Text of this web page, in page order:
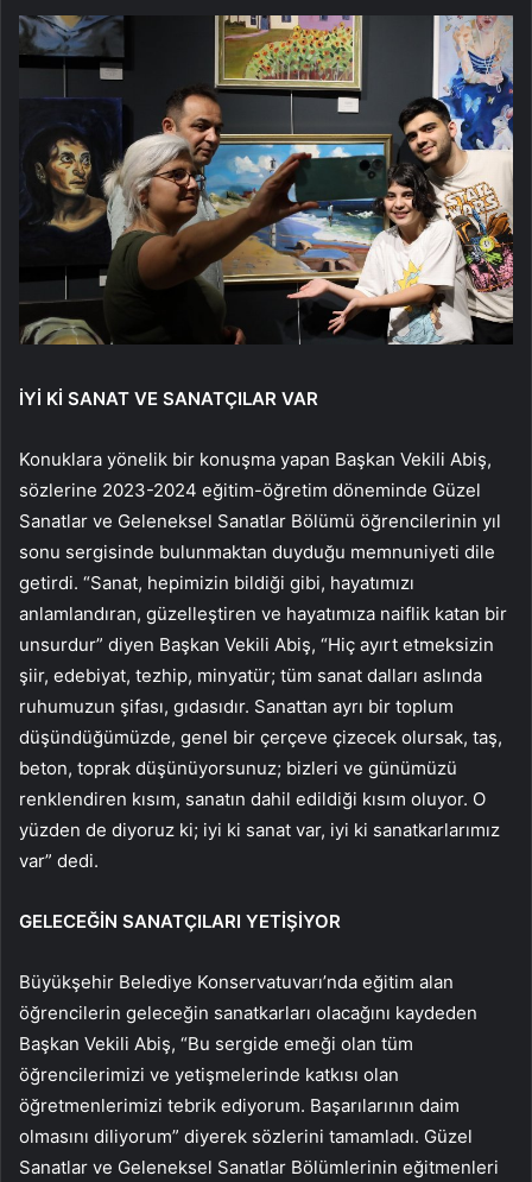
İYİ Kİ SANAT VE SANATÇILAR VAR
Konuklara yönelik bir konuşma yapan Başkan Vekili Abiş,
sözlerine 2023-2024 eğitim-öğretim döneminde Güzel
Sanatlar ve Geleneksel Sanatlar Bölümü öğrencilerinin yıl
sonu sergisinde bulunmaktan duyduğu memnuniyeti dile
getirdi. “Sanat, hepimizin bildiği gibi, hayatımızı
anlamlandıran, güzelleştiren ve hayatımıza naiflik katan bir
unsurdur” diyen Başkan Vekili Abiş, “Hiç ayırt etmeksizin
şiir, edebiyat, tezhip, minyatür; tüm sanat dalları aslında
ruhumuzun şifası, gıdasıdır. Sanattan ayrı bir toplum
düşündüğümüzde, genel bir çerçeve çizecek olursak, taş,
beton, toprak düşünüyorsunuz; bizleri ve günümüzü
renklendiren kısım, sanatın dahil edildiği kısım oluyor. O
yüzden de diyoruz ki; iyi ki sanat var, iyi ki sanatkarlarımız
var” dedi.
GELECEĞİN SANATÇILARI YETİŞİYOR
Büyükşehir Belediye Konservatuvarı’nda eğitim alan
öğrencilerin geleceğin sanatkarları olacağını kaydeden
Başkan Vekili Abiş, “Bu sergide emeği olan tüm
öğrencilerimizi ve yetişmelerinde katkısı olan
öğretmenlerimizi tebrik ediyorum. Başarılarının daim
olmasını diliyorum” diyerek sözlerini tamamladı. Güzel
Sanatlar ve Geleneksel Sanatlar Bölümlerinin eğitmenleri